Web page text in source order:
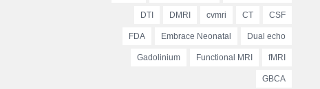
CSF
CT
cvmri
DMRI
DTI
Dual echo
Embrace Neonatal
FDA
fMRI
Functional MRI
Gadolinium
GBCA